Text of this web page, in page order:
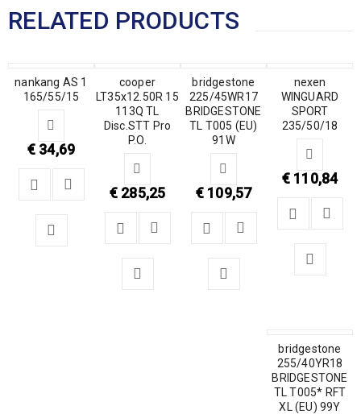
RELATED PRODUCTS
nankang AS 1
165/55/15
€34,69
cooper
LT35x12.50R 15
113Q TL
Disc.STT Pro
P.O.
€285,25
bridgestone
225/45WR17
BRIDGESTONE
TL T005 (EU)
91W
€109,57
nexen
WINGUARD
SPORT
235/50/18
€110,84
bridgestone
255/40YR18
BRIDGESTONE
TL T005* RFT
XL (EU) 99Y